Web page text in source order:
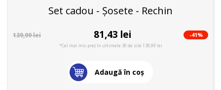
Set cadou - Șosete - Rechin
139,99 lei 81,43 lei -41%
*Cel mai mic preț în ultimele 30 de zile 139,99 lei
Adaugă în coş